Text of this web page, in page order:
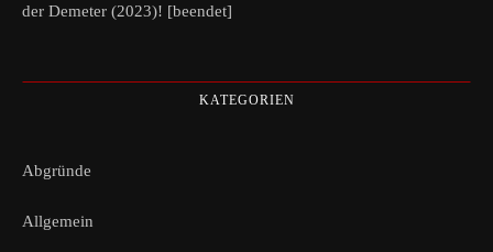
der Demeter (2023)! [beendet]
KATEGORIEN
Abgründe
Allgemein